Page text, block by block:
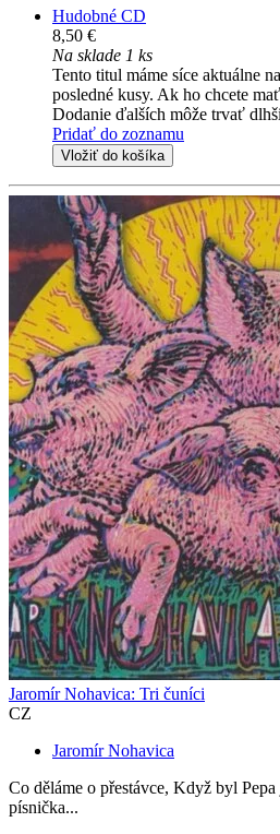
Hudobné CD
8,50 €
Na sklade 1 ks
Tento titul máme síce aktuálne
posledné kusy. Ak ho chcete
Dodanie ďalších môže trvať
Pridať do zoznamu
Vložiť do košíka
Jaromír Nohavica: Tri čuníci
CZ
Jaromír Nohavica
Co děláme o přestávce, Když byl
písnička...